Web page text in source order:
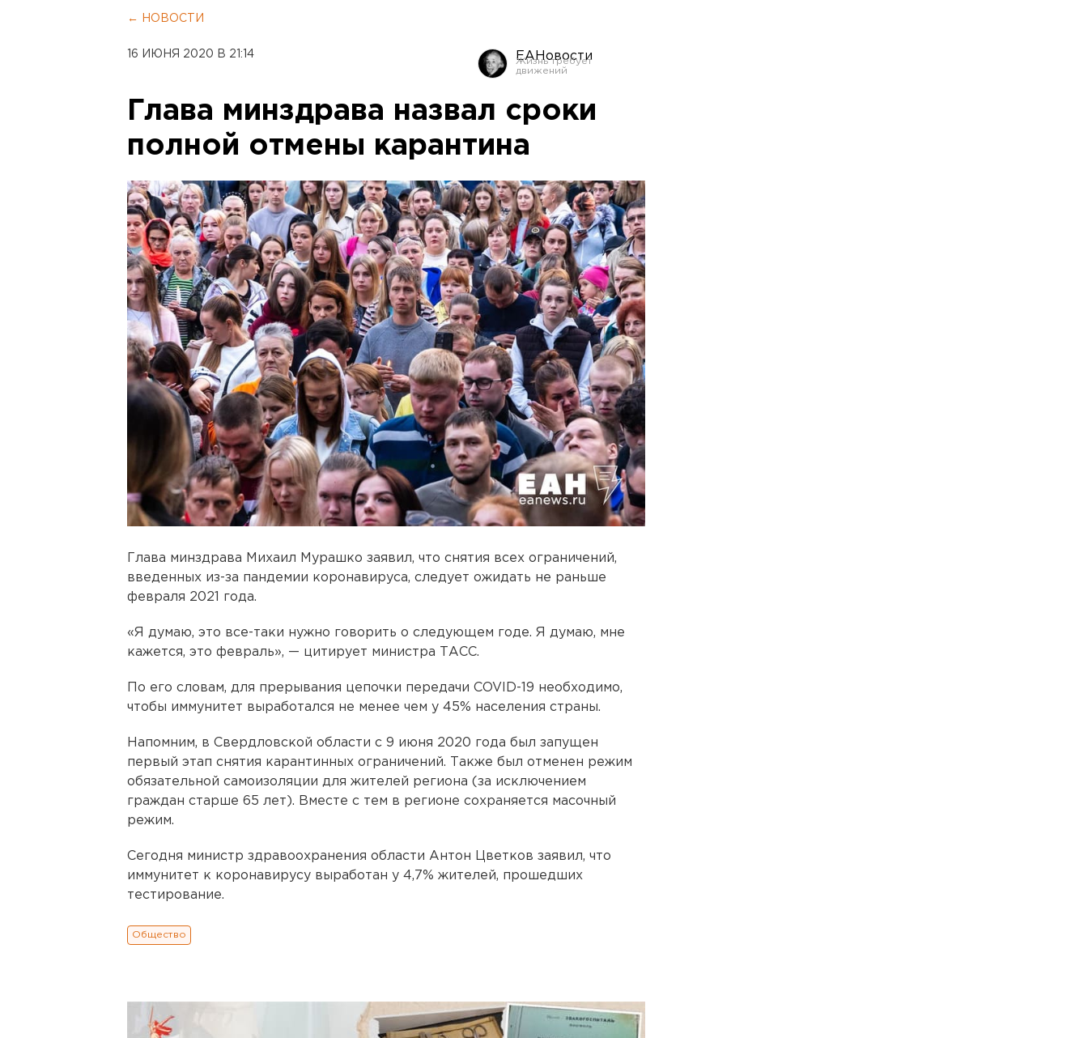
← НОВОСТИ
16 ИЮНЯ 2020 В 21:14 ЕАНовости
Глава минздрава назвал сроки
полной отмены карантина
Глава минздрава Михаил Мурашко заявил, что снятия всех ограничений,
введенных из-за пандемии коронавируса, следует ожидать не раньше
февраля 2021 года.
«Я думаю, это все-таки нужно говорить о следующем годе. Я думаю, мне
кажется, это февраль», — цитирует министра ТАСС.
По его словам, для прерывания цепочки передачи COVID-19 необходимо,
чтобы иммунитет выработался не менее чем у 45% населения страны.
Напомним, в Свердловской области с 9 июня 2020 года был запущен
первый этап снятия карантинных ограничений. Также был отменен режим
обязательной самоизоляции для жителей региона (за исключением
граждан старше 65 лет). Вместе с тем в регионе сохраняется масочный
режим.
Сегодня министр здравоохранения области Антон Цветков заявил, что
иммунитет к коронавирусу выработан у 4,7% жителей, прошедших
тестирование.
Общество